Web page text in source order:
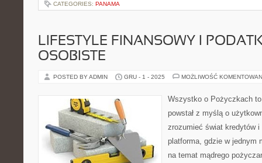
CATEGORIES: PANAMA
LIFESTYLE FINANSOWY I
OSOBISTE
POSTED BY ADMIN GRU - 1 - 2025 MOŻLIWOŚĆ
Wszystko o Pożyczkach
powstał z myślą o
zrozumieć świat kredytów i
platforma, gdzie w jednym
na temat mądrego